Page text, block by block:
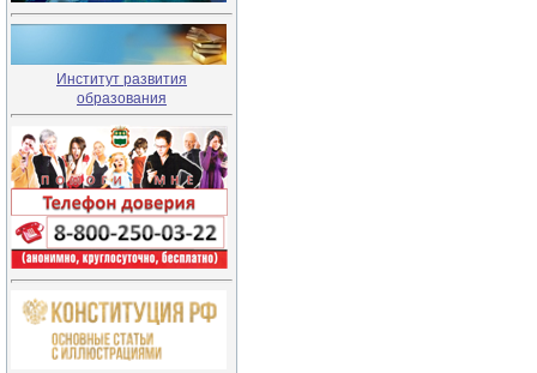
Институт развития
образования